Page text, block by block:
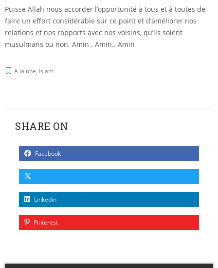
Puisse Allah nous accorder l’opportunité à tous et à toutes de
faire un effort considérable sur ce point et d’améliorer nos
relations et nos rapports avec nos voisins, qu’ils soient
musulmans ou non. Amin.. Amin.. Amin
A la une, Islam
SHARE ON
Facebook
Linkedin
Pinterest